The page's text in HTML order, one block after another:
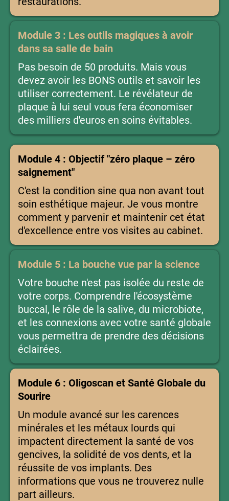
Module 3 : Les outils magiques à avoir
dans sa salle de bain
Pas besoin de 50 produits. Mais vous
devez avoir les BONS outils et savoir les
utiliser correctement. Le révélateur de
plaque à lui seul vous fera économiser
des milliers d'euros en soins évitables.
Module 4 : Objectif "zéro plaque – zéro
saignement"
C'est la condition sine qua non avant tout
soin esthétique majeur. Je vous montre
comment y parvenir et maintenir cet état
d'excellence entre vos visites au cabinet.
Module 5 : La bouche vue par la science
Votre bouche n'est pas isolée du reste de
votre corps. Comprendre l'écosystème
buccal, le rôle de la salive, du microbiote,
et les connexions avec votre santé globale
vous permettra de prendre des décisions
éclairées.
Module 6 : Oligoscan et Santé Globale du
Sourire
Un module avancé sur les carences
minérales et les métaux lourds qui
impactent directement la santé de vos
gencives, la solidité de vos dents, et la
réussite de vos implants. Des
informations que vous ne trouverez nulle
part ailleurs.